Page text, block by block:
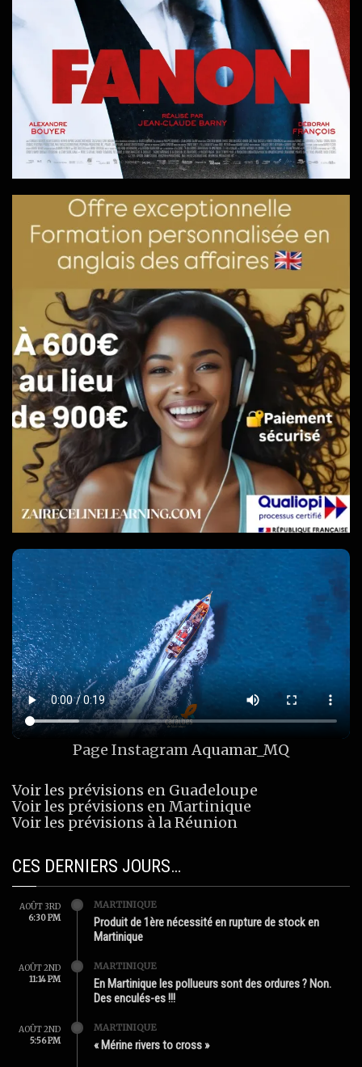
Page InstagramAquamar_MQ
Voir les prévisions en Guadeloupe
Voir les prévisions en Martinique
Voir les prévisions à la Réunion
CES DERNIERS JOURS…
AOÛT 3RD
6:30 PM
MARTINIQUE
Produit de 1ère nécessité en rupture de stock en
Martinique
AOÛT 2ND
11:14 PM
MARTINIQUE
En Martinique les pollueurs sont des ordures ? Non.
Des enculés-es !!!
AOÛT 2ND
5:56 PM
MARTINIQUE
« Mérine rivers to cross »